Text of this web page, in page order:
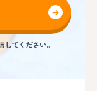
てください。